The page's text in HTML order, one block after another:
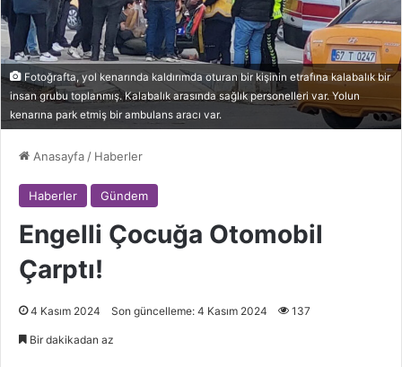
Fotoğrafta, yol kenarında kaldırımda oturan bir kişinin etrafına kalabalık bir
insan grubu toplanmış. Kalabalık arasında sağlık personelleri var. Yolun
kenarına park etmiş bir ambulans aracı var.
Anasayfa / Haberler
Haberler Gündem
Engelli Çocuğa Otomobil
Çarptı!
4 Kasım 2024 Son güncelleme: 4 Kasım 2024 137
Bir dakikadan az